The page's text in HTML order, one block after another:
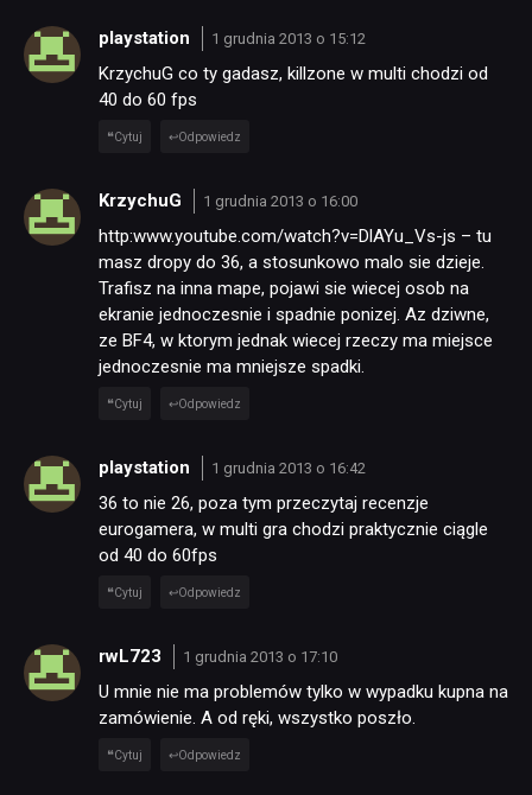
playstation 1 grudnia 2013 o 15:12
KrzychuG co ty gadasz, killzone w multi chodzi od
40 do 60 fps
Cytuj Odpowiedz
KrzychuG 1 grudnia 2013 o 16:00
http:www.youtube.com/watch?v=DlAYu_Vs-js – tu
masz dropy do 36, a stosunkowo malo sie dzieje.
Trafisz na inna mape, pojawi sie wiecej osob na
ekranie jednoczesnie i spadnie ponizej. Az dziwne,
ze BF4, w ktorym jednak wiecej rzeczy ma miejsce
jednoczesnie ma mniejsze spadki.
Cytuj Odpowiedz
playstation 1 grudnia 2013 o 16:42
36 to nie 26, poza tym przeczytaj recenzje
eurogamera, w multi gra chodzi praktycznie ciągle
od 40 do 60fps
Cytuj Odpowiedz
rwL723 1 grudnia 2013 o 17:10
U mnie nie ma problemów tylko w wypadku kupna na
zamówienie. A od ręki, wszystko poszło.
Cytuj Odpowiedz